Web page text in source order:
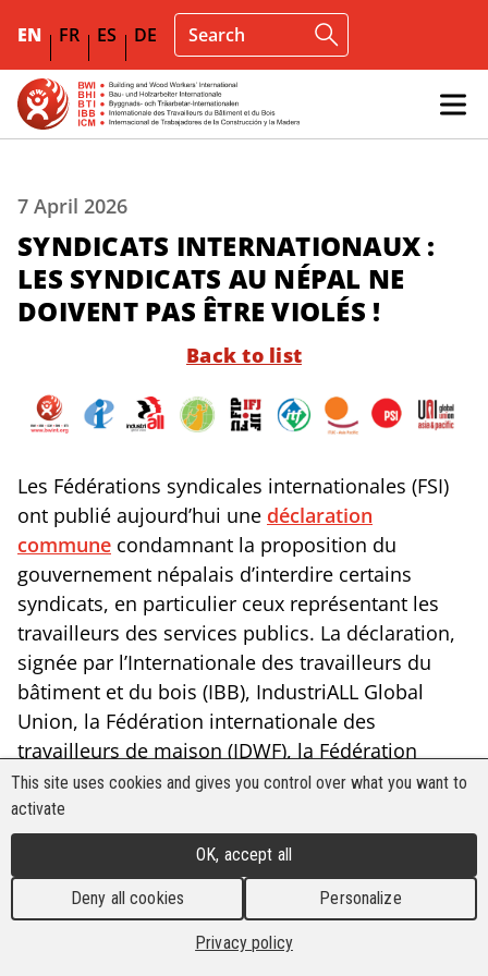
EN FR ES DE
7 April 2026
SYNDICATS INTERNATIONAUX :
LES SYNDICATS AU NÉPAL NE
DOIVENT PAS ÊTRE VIOLÉS !
Back to list
Les Fédérations syndicales internationales (FSI)
ont publié aujourd’hui une déclaration
commune condamnant la proposition du
gouvernement népalais d’interdire certains
syndicats, en particulier ceux représentant les
travailleurs des services publics. La déclaration,
signée par l’Internationale des travailleurs du
bâtiment et du bois (IBB), IndustriALL Global
Union, la Fédération internationale des
travailleurs de maison (IDWF), la Fédération
internationale des ouvriers du transport (ITF), la
CSI-Asie-Pacifique, l’Internationale des services
publics (ISP), la Fédération internationale des
journalistes (FIJ), l’Internationale de l’Éducation
(IE)-Asie-Pacifique et UNI-Asie-Pacifique, appelle
le Népal à retirer immédiatement et sans
condition cette proposition, avertissant qu’elle
This site uses cookies and gives you control over what you want to
activate
OK, accept all
Deny all cookies Personalize
Privacy policy